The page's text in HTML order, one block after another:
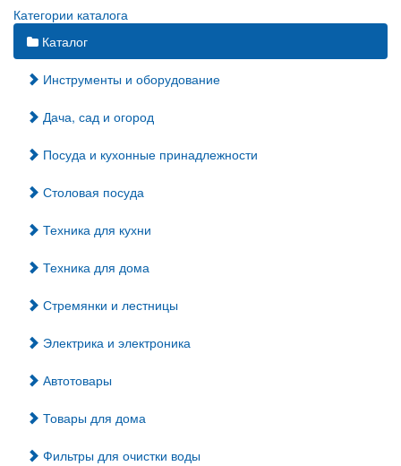
Категории каталога
Каталог
Инструменты и оборудование
Дача, сад и огород
Посуда и кухонные принадлежности
Столовая посуда
Техника для кухни
Техника для дома
Стремянки и лестницы
Электрика и электроника
Автотовары
Товары для дома
Фильтры для очистки воды